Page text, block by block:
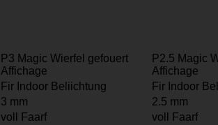
P3 Magic Wierfel gefouert
Affichage
P2.5 Magic
Affichage
Fir Indoor Beliichtung
Fir Indoor
3 mm
2.5 mm
voll Faarf
voll Faarf